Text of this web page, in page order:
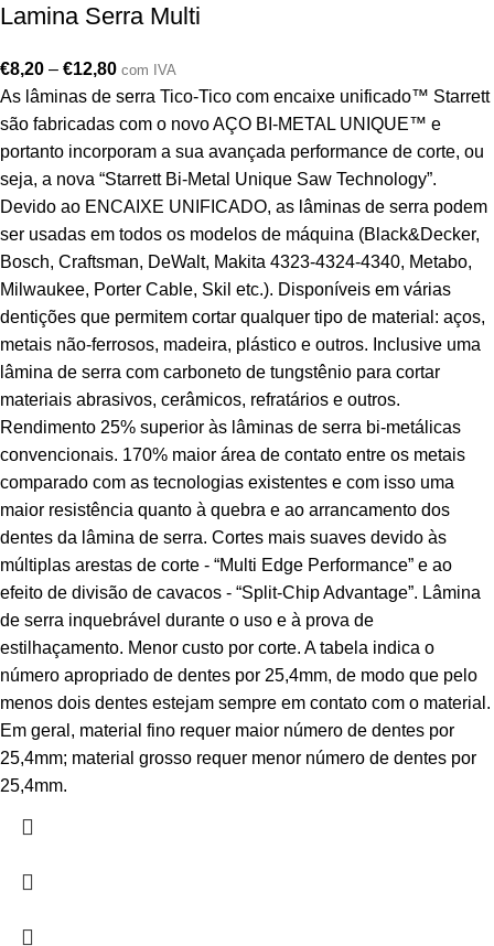
Lamina Serra Multi
€8,20 – €12,80 com IVA
As lâminas de serra Tico-Tico com encaixe unificado™ Starrett
são fabricadas com o novo AÇO BI-METAL UNIQUE™ e
portanto incorporam a sua avançada performance de corte, ou
seja, a nova “Starrett Bi-Metal Unique Saw Technology”.
Devido ao ENCAIXE UNIFICADO, as lâminas de serra podem
ser usadas em todos os modelos de máquina (Black&Decker,
Bosch, Craftsman, DeWalt, Makita 4323-4324-4340, Metabo,
Milwaukee, Porter Cable, Skil etc.). Disponíveis em várias
dentições que permitem cortar qualquer tipo de material: aços,
metais não-ferrosos, madeira, plástico e outros. Inclusive uma
lâmina de serra com carboneto de tungstênio para cortar
materiais abrasivos, cerâmicos, refratários e outros.
Rendimento 25% superior às lâminas de serra bi-metálicas
convencionais. 170% maior área de contato entre os metais
comparado com as tecnologias existentes e com isso uma
maior resistência quanto à quebra e ao arrancamento dos
dentes da lâmina de serra. Cortes mais suaves devido às
múltiplas arestas de corte - “Multi Edge Performance” e ao
efeito de divisão de cavacos - “Split-Chip Advantage”. Lâmina
de serra inquebrável durante o uso e à prova de
estilhaçamento. Menor custo por corte. A tabela indica o
número apropriado de dentes por 25,4mm, de modo que pelo
menos dois dentes estejam sempre em contato com o material.
Em geral, material fino requer maior número de dentes por
25,4mm; material grosso requer menor número de dentes por
25,4mm.